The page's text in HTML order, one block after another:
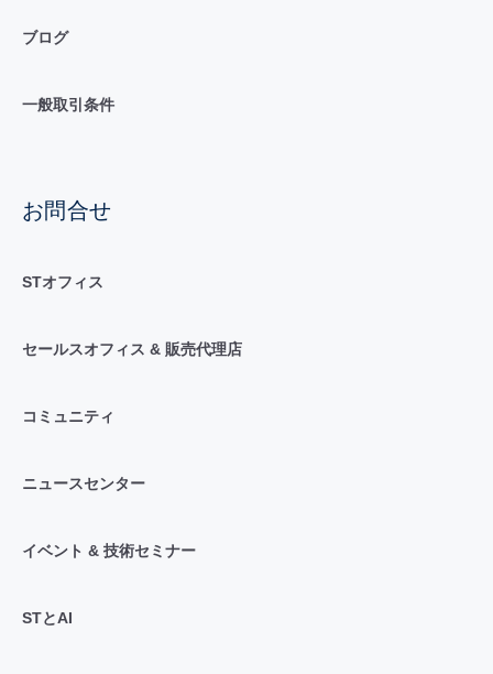
ブログ
一般取引条件
お問合せ
STオフィス
セールスオフィス & 販売代理店
コミュニティ
ニュースセンター
イベント & 技術セミナー
STとAI